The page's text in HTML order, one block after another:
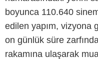
boyunca 110.640
edilen yapım, vizyona
on günlük süre
rakamına ulaşarak